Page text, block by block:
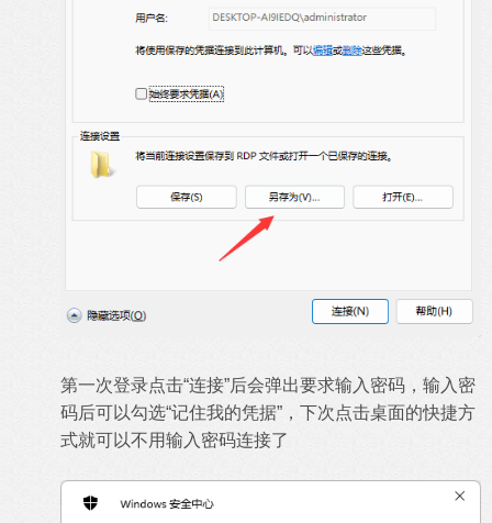
第一次登录点击“连接”后会弹出要求输入密码，输入密
码后可以勾选“记住我的凭据”，下次点击桌面的快捷方
式就可以不用输入密码连接了